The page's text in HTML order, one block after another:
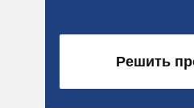
Решить